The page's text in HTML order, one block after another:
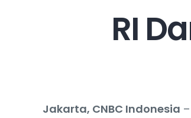
RI
Jakarta, CNBC Indonesia